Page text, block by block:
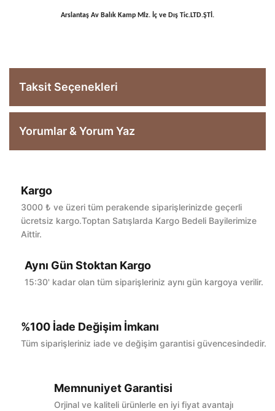
Arslantaş Av Balık Kamp Mlz. İç ve Dış Tic.LTD.ŞTİ.
Taksit Seçenekleri
Yorumlar & Yorum Yaz
Bu ürüne ilk yorumu siz yapın!
Kargo
3000 ₺ ve üzeri tüm perakende siparişlerinizde geçerli
ücretsiz kargo.Toptan Satışlarda Kargo Bedeli Bayilerimize
Aittir.
Aynı Gün Stoktan Kargo
15:30' kadar olan tüm siparişleriniz aynı gün kargoya verilir.
%100 İade Değişim İmkanı
Tüm siparişleriniz iade ve değişim garantisi güvencesindedir.
Memnuniyet Garantisi
Orjinal ve kaliteli ürünlerle en iyi fiyat avantajı